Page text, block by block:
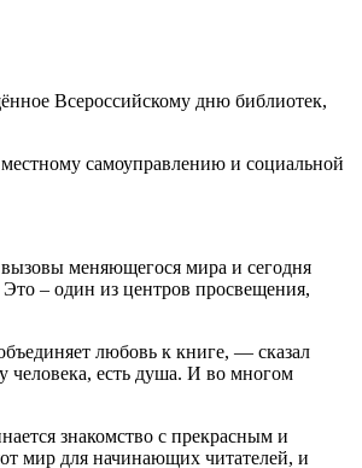
Всероссийскому дню библиотек,
местному самоуправлению и социальной
меняющегося мира и сегодня
– один из центров просвещения,
любовь к книге, — сказал
есть душа. И во многом
знакомство с прекрасным и
мир для начинающих читателей, и